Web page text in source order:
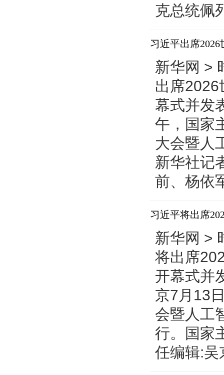
克总统
习近平出席
新华网 >
出席2026
幕式并发
午，国家
大会暨人
新华社
前、杨依
习近平将出席
新华网 >
将出席
开幕式并
京7月13
会暨人工
行。国家
任编辑:吴